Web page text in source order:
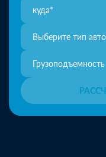
Выберите тип авто
Грузоподъемность